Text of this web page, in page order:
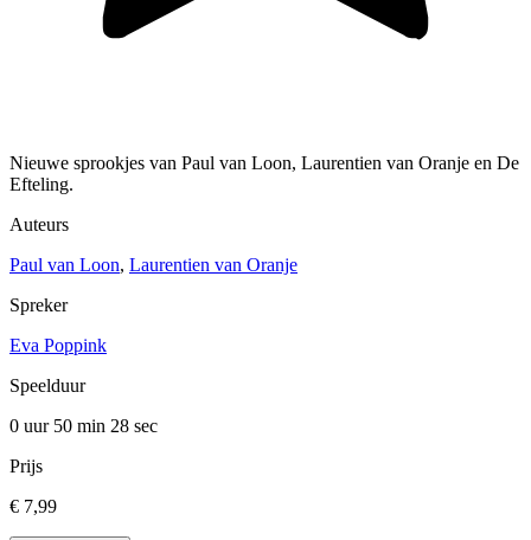
Nieuwe sprookjes van Paul van Loon, Laurentien van Oranje en De
Efteling.
Auteurs
Paul van Loon, Laurentien van Oranje
Spreker
Eva Poppink
Speelduur
0 uur 50 min 28 sec
Prijs
€ 7,99